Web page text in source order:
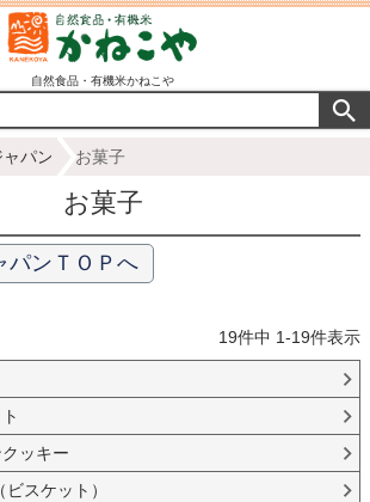
自然食品・有機米かねこや
パン お菓子
お菓子
パンＴＯＰへ
19件中 1-19件表示
ッキー
スケット）